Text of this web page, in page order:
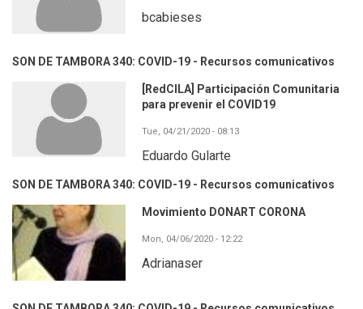
bcabieses
SON DE TAMBORA 340: COVID-19 - Recursos comunicativos
[RedCILA] Participación Comunitaria
para prevenir el COVID19
Tue, 04/21/2020 - 08:13
Eduardo Gularte
SON DE TAMBORA 340: COVID-19 - Recursos comunicativos
Movimiento DONART CORONA
Mon, 04/06/2020 - 12:22
Adrianaser